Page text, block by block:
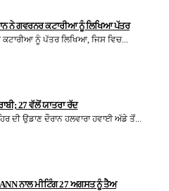
ਨੇ ਗਵਰਨਰ ਕਟਾਰੀਆ ਨੂੰ ਲਿਖਿਆ ਪੱਤਰ
ਨੂੰ ਪੱਤਰ ਲਿਖਿਆ, ਜਿਸ ਵਿਚ...
27 ਵੱਲੋਂ ਯਾਤਰਾ ਰੱਦ
ਦੀ ਉਡਾਣ ਦੌਰਾਨ ਹਲਵਾਰਾ ਹਵਾਈ ਅੱਡੇ ਤੋਂ...
ਨਾਲ ਮੀਟਿੰਗ 27 ਅਗਸਤ ਨੂੰ ਤੈਅ